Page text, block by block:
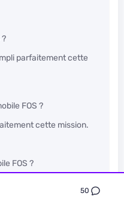
50
parfaitement cette
FOS ?
cette mission.
FOS ?
parfaitement cette